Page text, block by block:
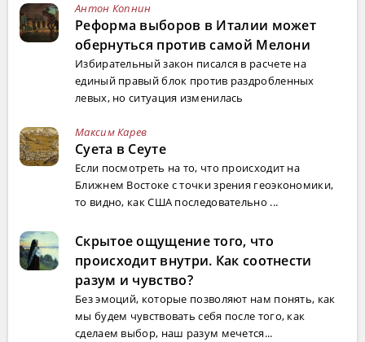
Антон Копнин
Реформа выборов в Италии может
обернуться против самой Мелони
Избирательный закон писался в расчете на
единый правый блок против раздробленных
левых, но ситуация изменилась
Максим Карев
Суета в Сеуте
Если посмотреть на то, что происходит на
Ближнем Востоке с точки зрения геоэкономики,
то видно, как США последовательно ...
Скрытое ощущение того, что
происходит внутри. Как соотнести
разум и чувство?
Без эмоций, которые позволяют нам понять, как
мы будем чувствовать себя после того, как
сделаем выбор, наш разум мечется...